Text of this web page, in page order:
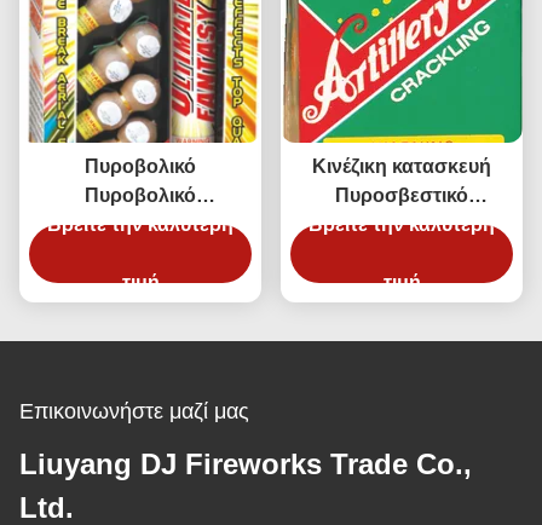
Πυροβολικό
Πυροβολικό
Πυροσβεστικό
Πυροσβεστικό
Πυροσβεστικό
Βρείτε την καλύτερη
τιμή
Κινέζικη κατασκευή
Πυροσβεστικό
πυροτεχνητήριος
πυροτεχνητήριος
πυροτεχνητήριος
πυροτεχνητήριος
Βρείτε την καλύτερη
τιμή
Επικοινωνήστε μαζί μας
Liuyang DJ Fireworks Trade Co.,
Ltd.